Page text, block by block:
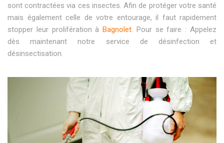
sont contractées via ces insectes. Afin de protéger votre santé
mais également celle de votre entourage, il faut rapidement
stopper leur prolifération àBagnolet. Pour se faire : Appelez
dès maintenant notre service de désinfection et
désinsectisation.